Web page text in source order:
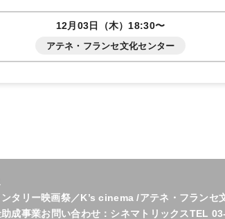
12月03日（木）18:30〜
アテネ・フランセ文化センター
タリー映画祭／K’s cinema /アテネ・フランセ
成事業お問い合わせ：シネマトリックスTEL